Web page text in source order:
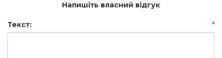
Напишіть власний відгук
Текст: *